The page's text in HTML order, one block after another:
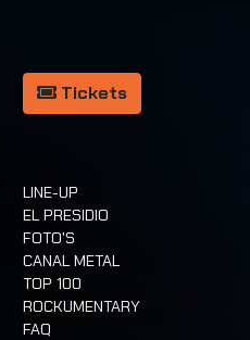
Tickets
LINE-UP
EL PRESIDIO
FOTO'S
CANAL METAL
TOP 100
ROCKUMENTARY
FAQ